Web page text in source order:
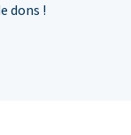
dons !